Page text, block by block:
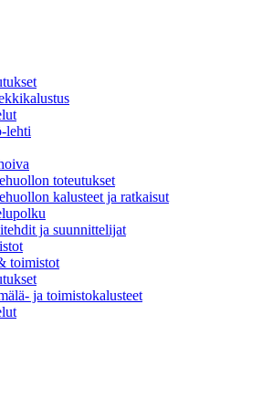
lehti
toteutukset
kalusteet ja ratkaisut
ja suunnittelijat
toimistot
ja toimistokalusteet